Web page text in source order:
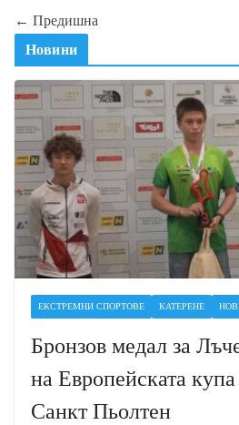
← Предишна
Новини
ЕКСТРЕМНИ СПОРТОВЕ КАТЕРЕНЕ
Бронзов медал за
на Европейската
Санкт Пьолтен